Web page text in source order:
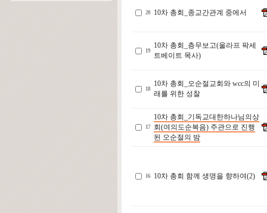
20 10차 총회_종교간관계 중에서
19
10차 총회_층무보고(울라프 팍세
트베이트 목사)
18
10차 총회_오순절교회와 wcc의 미
래를 위한 성찰
17
10차 총회_기독교대한하나님의상
회(여의도순복음) 주관으로 진행
된 오순절의 밤
16 10차 총회 함께 생명을 향하여(2)